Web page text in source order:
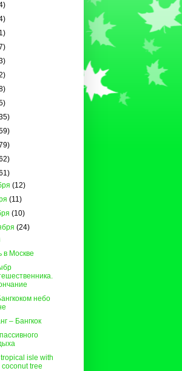
(12)
(11)
(10)
(24)
в Москве
небо
– Бангкок
tropical isle with
coconut tree